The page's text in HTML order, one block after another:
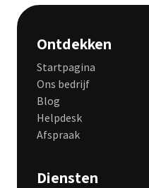
Ontdekken
Startpagina
Ons bedrijf
Blog
Helpdesk
Afspraak
Diensten